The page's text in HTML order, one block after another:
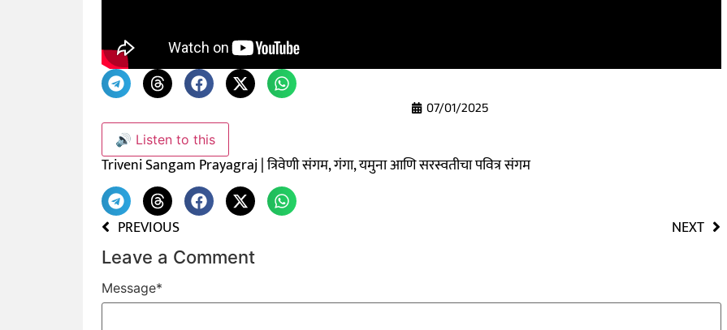
07/01/2025
🔊 Listen to this
Triveni Sangam Prayagraj | त्रिवेणी संगम, गंगा, यमुना आणि सरस्वतीचा पवित्र संगम
PREVIOUS NEXT
Leave a Comment
Message*